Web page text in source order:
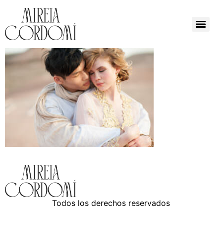
Todos los derechos reservados